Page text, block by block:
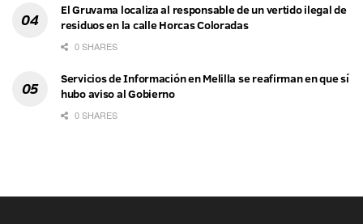
El Gruvama localiza al responsable de un vertido ilegal de
residuos en la calle Horcas Coloradas
0 SHARES
Servicios de Información en Melilla se reafirman en que sí
hubo aviso al Gobierno
0 SHARES